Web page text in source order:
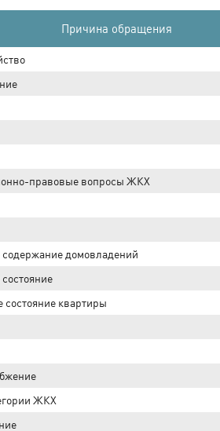
Причина обращения
правовые вопросы ЖКХ
содержание домовладений
состояние квартиры
ЖКХ